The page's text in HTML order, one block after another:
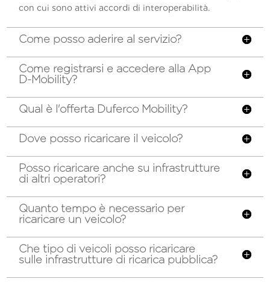
con cui sono attivi accordi di interoperabilità.
Come posso aderire al servizio?
Come registrarsi e accedere alla App
D-Mobility?
Qual è l'offerta Duferco Mobility?
Dove posso ricaricare il veicolo?
Posso ricaricare anche su infrastrutture
di altri operatori?
Quanto tempo è necessario per
ricaricare un veicolo?
Che tipo di veicoli posso ricaricare
sulle infrastrutture di ricarica pubblica?